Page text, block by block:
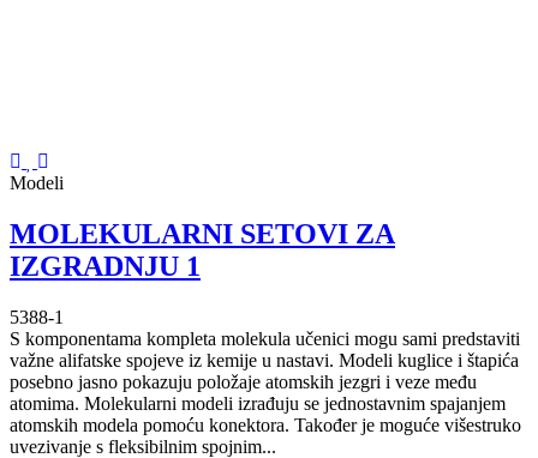
Modeli
MOLEKULARNI SETOVI ZA
IZGRADNJU 1
5388-1
S komponentama kompleta molekula učenici mogu sami predstaviti
važne alifatske spojeve iz kemije u nastavi. Modeli kuglice i štapića
posebno jasno pokazuju položaje atomskih jezgri i veze među
atomima. Molekularni modeli izrađuju se jednostavnim spajanjem
atomskih modela pomoću konektora. Također je moguće višestruko
uvezivanje s fleksibilnim spojnim...